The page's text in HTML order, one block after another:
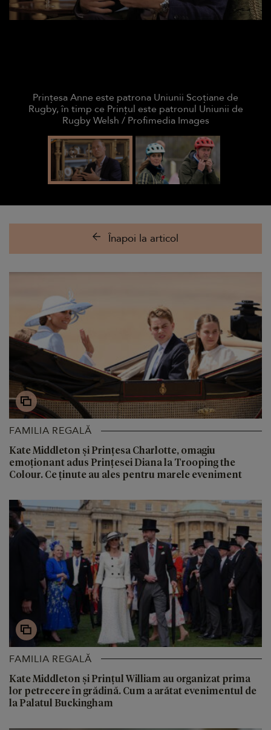
Prințesa Anne este patrona Uniunii Scoțiane de
Rugby, în timp ce Prințul este patronul Uniunii de
Rugby Welsh / Profimedia Images
Înapoi la articol
FAMILIA REGALĂ
Kate Middleton și Prințesa Charlotte, omagiu
emoționant adus Prințesei Diana la Trooping the
Colour. Ce ținute au ales pentru marele eveniment
FAMILIA REGALĂ
Kate Middleton și Prințul William au organizat prima
lor petrecere în grădină. Cum a arătat evenimentul de
la Palatul Buckingham